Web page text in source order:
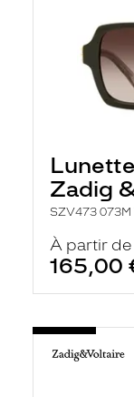
Zadig
SZV473
À partir de
165,00